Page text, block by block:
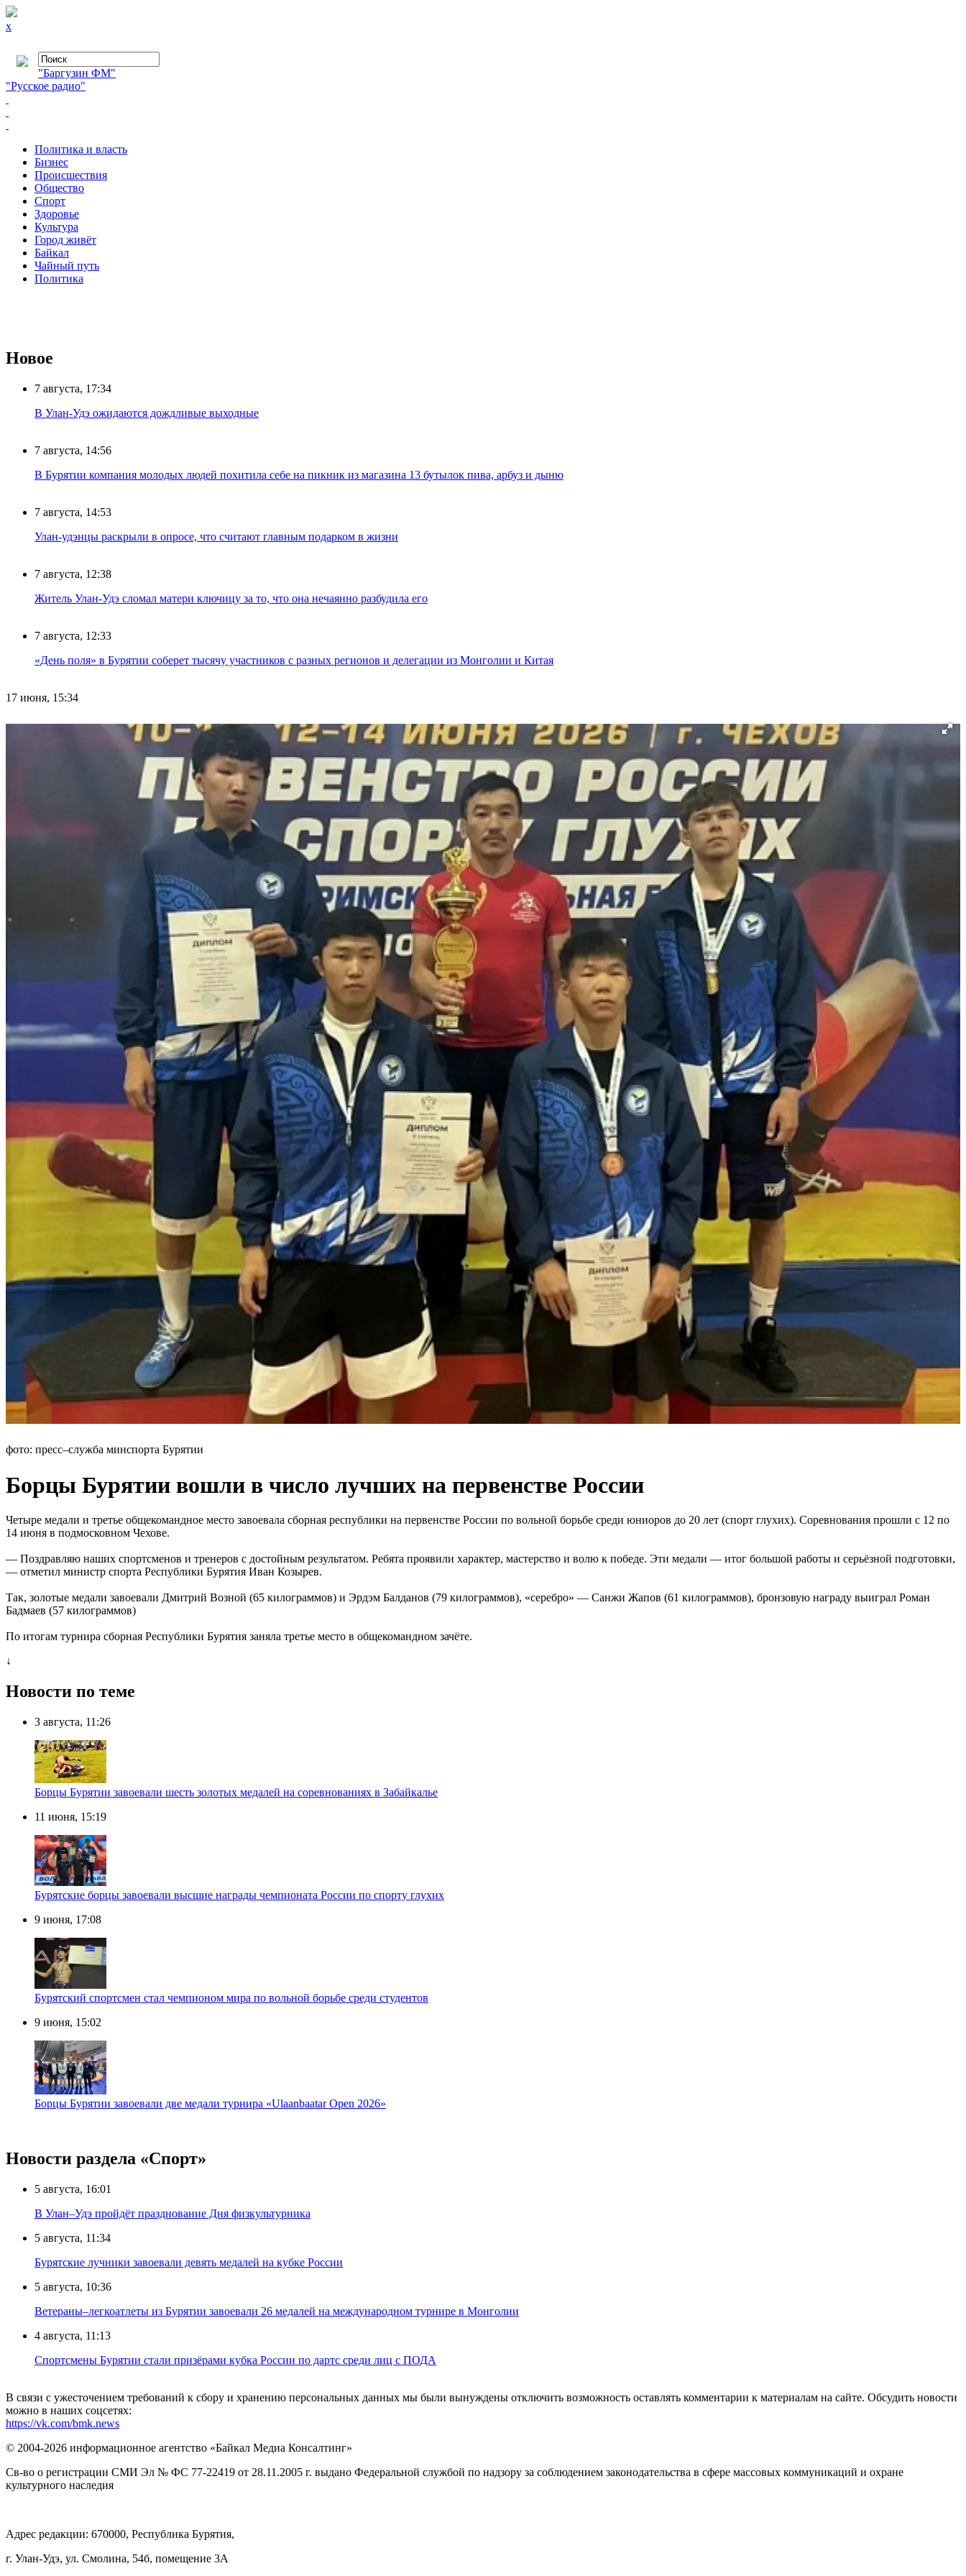
x
"Баргузин ФМ"
"Русское радио"
Политика и власть
Бизнес
Происшествия
Общество
Cпорт
Здоровье
Культура
Город живёт
Байкал
Чайный путь
Политика
Новое
7 августа, 17:34
В Улан-Удэ ожидаются дождливые выходные
7 августа, 14:56
В Бурятии компания молодых людей похитила себе на пикник из магазина 13 бутылок пива, арбуз и дыню
7 августа, 14:53
Улан-удэнцы раскрыли в опросе, что считают главным подарком в жизни
7 августа, 12:38
Житель Улан-Удэ сломал матери ключицу за то, что она нечаянно разбудила его
7 августа, 12:33
«День поля» в Бурятии соберет тысячу участников с разных регионов и делегации из Монголии и Китая
17 июня, 15:34
фото: пресс–служба минспорта Бурятии
Борцы Бурятии вошли в число лучших на первенстве России
Четыре медали и третье общекомандное место завоевала сборная республики на первенстве России по вольной борьбе среди юниоров до 20 лет (спорт глухих). Соревнования прошли с 12 по
14 июня в подмосковном Чехове.
— Поздравляю наших спортсменов и тренеров с достойным результатом. Ребята проявили характер, мастерство и волю к победе. Эти медали — итог большой работы и серьёзной подготовки,
— отметил министр спорта Республики Бурятия Иван Козырев.
Так, золотые медали завоевали Дмитрий Возной (65 килограммов) и Эрдэм Балданов (79 килограммов), «серебро» — Санжи Жапов (61 килограммов), бронзовую награду выиграл Роман
Бадмаев (57 килограммов)
По итогам турнира сборная Республики Бурятия заняла третье место в общекомандном зачёте.
↓
Новости по теме
3 августа, 11:26
Борцы Бурятии завоевали шесть золотых медалей на соревнованиях в Забайкалье
11 июня, 15:19
Бурятские борцы завоевали высшие награды чемпионата России по спорту глухих
9 июня, 17:08
Бурятский спортсмен стал чемпионом мира по вольной борьбе среди студентов
9 июня, 15:02
Борцы Бурятии завоевали две медали турнира «Ulaanbaatar Open 2026»
Новости раздела «Cпорт»
5 августа, 16:01
В Улан–Удэ пройдёт празднование Дня физкультурника
5 августа, 11:34
Бурятские лучники завоевали девять медалей на кубке России
5 августа, 10:36
Ветераны–легкоатлеты из Бурятии завоевали 26 медалей на международном турнире в Монголии
4 августа, 11:13
Спортсмены Бурятии стали призёрами кубка России по дартс среди лиц с ПОДА
В связи с ужесточением требований к сбору и хранению персональных данных мы были вынуждены отключить возможность оставлять комментарии к материалам на сайте. Обсудить новости
можно в наших соцсетях:
https://vk.com/bmk.news
© 2004-2026 информационное агентство «Байкал Медиа Консалтинг»
Св-во о регистрации СМИ Эл № ФС 77-22419 от 28.11.2005 г. выдано Федеральной службой по надзору за соблюдением законодательства в сфере массовых коммуникаций и охране
культурного наследия
Адрес редакции: 670000, Республика Бурятия,
г. Улан-Удэ, ул. Смолина, 54б, помещение 3А